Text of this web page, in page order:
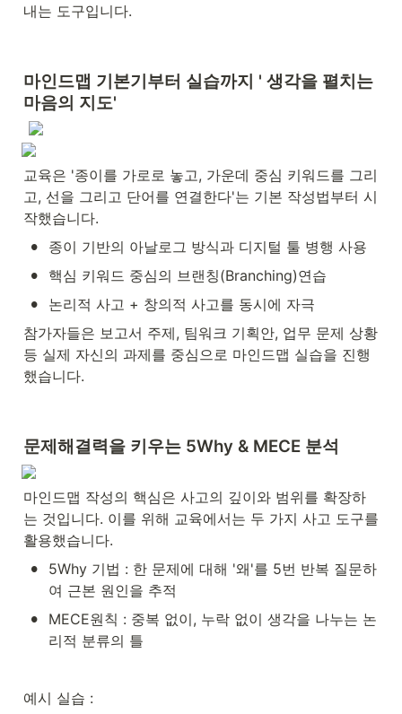
내는 도구입니다.
마인드맵 기본기부터 실습까지 ' 생각을 펼치는
마음의 지도'
교육은 '종이를 가로로 놓고, 가운데 중심 키워드를 그리
고, 선을 그리고 단어를 연결한다'는 기본 작성법부터 시
작했습니다.
• 종이 기반의 아날로그 방식과 디지털 툴 병행 사용
• 핵심 키워드 중심의 브랜칭(Branching)연습
•
논리적 사고 + 창의적 사고를 동시에 자극
참가자들은 보고서 주제, 팀워크 기획안, 업무 문제 상황
등 실제 자신의 과제를 중심으로 마인드맵 실습을 진행
했습니다.
문제해결력을 키우는 5Why & MECE 분석
마인드맵 작성의 핵심은 사고의 깊이와 범위를 확장하
는 것입니다. 이를 위해 교육에서는 두 가지 사고 도구를
활용했습니다.
•
5Why 기법 : 한 문제에 대해 '왜'를 5번 반복 질문하
여 근본 원인을 추적
•
MECE원칙 : 중복 없이, 누락 없이 생각을 나누는 논
리적 분류의 틀
예시 실습 :